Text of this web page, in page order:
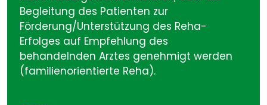
Begleitung des Patienten zur
Förderung/Unterstützung des Reha-
Erfolges auf Empfehlung des
behandelnden Arztes genehmigt werden
(familienorientierte Reha).